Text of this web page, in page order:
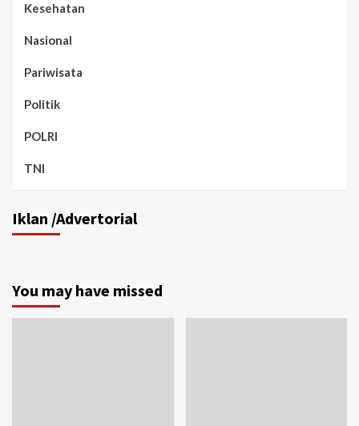
Kesehatan
Nasional
Pariwisata
Politik
POLRI
TNI
Iklan /Advertorial
You may have missed